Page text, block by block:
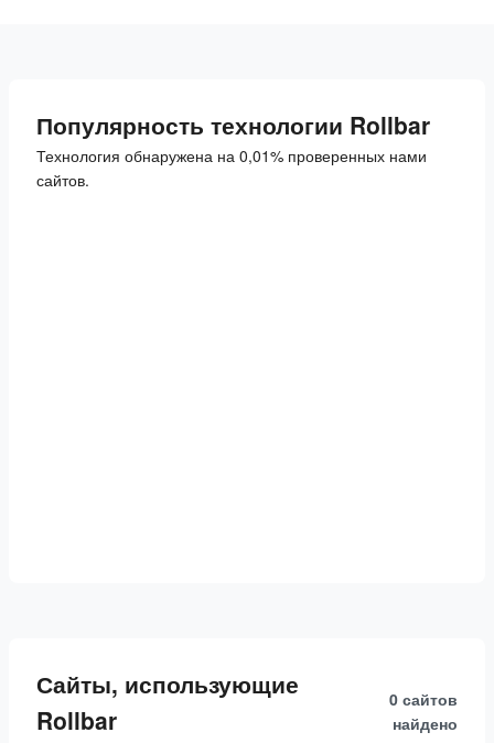
Популярность технологии Rollbar
Технология обнаружена на 0,01% проверенных нами
сайтов.
Сайты, использующие
Rollbar
0 сайтов
найдено